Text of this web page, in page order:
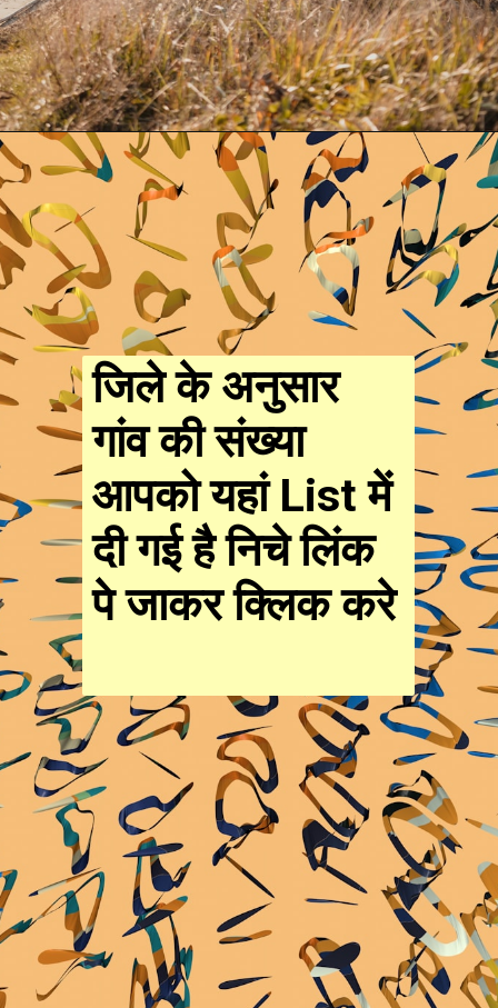
Opening https://resultmp.com/category/knowledge/
जिले के अनुसार
गांव की संख्या
आपको यहां List में
दी गई है निचे लिंक
पे जाकर क्लिक करे